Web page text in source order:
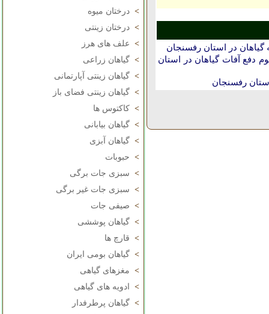
> درختان میوه
> درختان زینتی
> علف های هرز
> گیاهان زراعی
> گیاهان زینتی آپارتمانی
> گیاهان زینتی فضای باز
> کاکتوس ها
> گیاهان بیابانی
> گیاهان آبزی
> حبوبات
> سبزی جات برگی
> سبزی جات غیر برگی
> صیفی جات
> گیاهان پوششی
> قارچ ها
> گیاهان بومی ایران
> مغزهای گیاهی
>
ادویه های گیاهی
> گیاهان پرطرفدار
در استان رفسنجان
آفات گیاهان در استان
رفسنجان